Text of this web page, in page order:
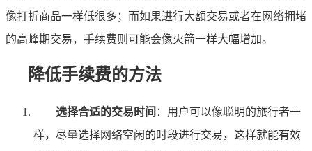
像打折商品一样低很多；而如果进行大额交易或者在网络拥堵
的高峰期交易，手续费则可能会像火箭一样大幅增加。
降低手续费的方法
选择合适的交易时间 ：用户可以像聪明的旅行者一
样，尽量选择网络空闲的时段进行交易，这样就能有效